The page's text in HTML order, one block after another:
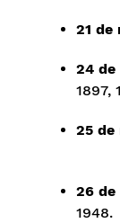
21 de
24 de
1897,
25 de
26 de
1948.